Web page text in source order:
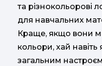
та різнокольорові
для навчальних
Краще, якщо вони
кольори, хай навіть
загальним